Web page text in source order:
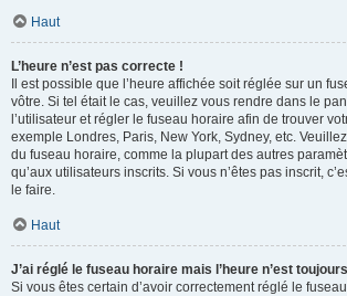
Haut
L’heure n’est pas correcte !
Il est possible que l’heure affichée soit réglée sur un
vôtre. Si tel était le cas, veuillez vous rendre dans le
l’utilisateur et régler le fuseau horaire afin de trouver
exemple Londres, Paris, New York, Sydney, etc.
du fuseau horaire, comme la plupart des autres
qu’aux utilisateurs inscrits. Si vous n’êtes pas inscrit,
le faire.
Haut
J’ai réglé le fuseau horaire mais l’heure n’est
Si vous êtes certain d’avoir correctement réglé le